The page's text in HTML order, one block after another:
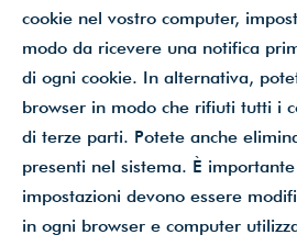
cookie nel vostro computer,
modo da ricevere una notifica
di ogni cookie. In alternativa,
browser in modo che rifiuti tutti i
di terze parti. Potete anche
presenti nel sistema. È
impostazioni devono essere
in ogni browser e computer